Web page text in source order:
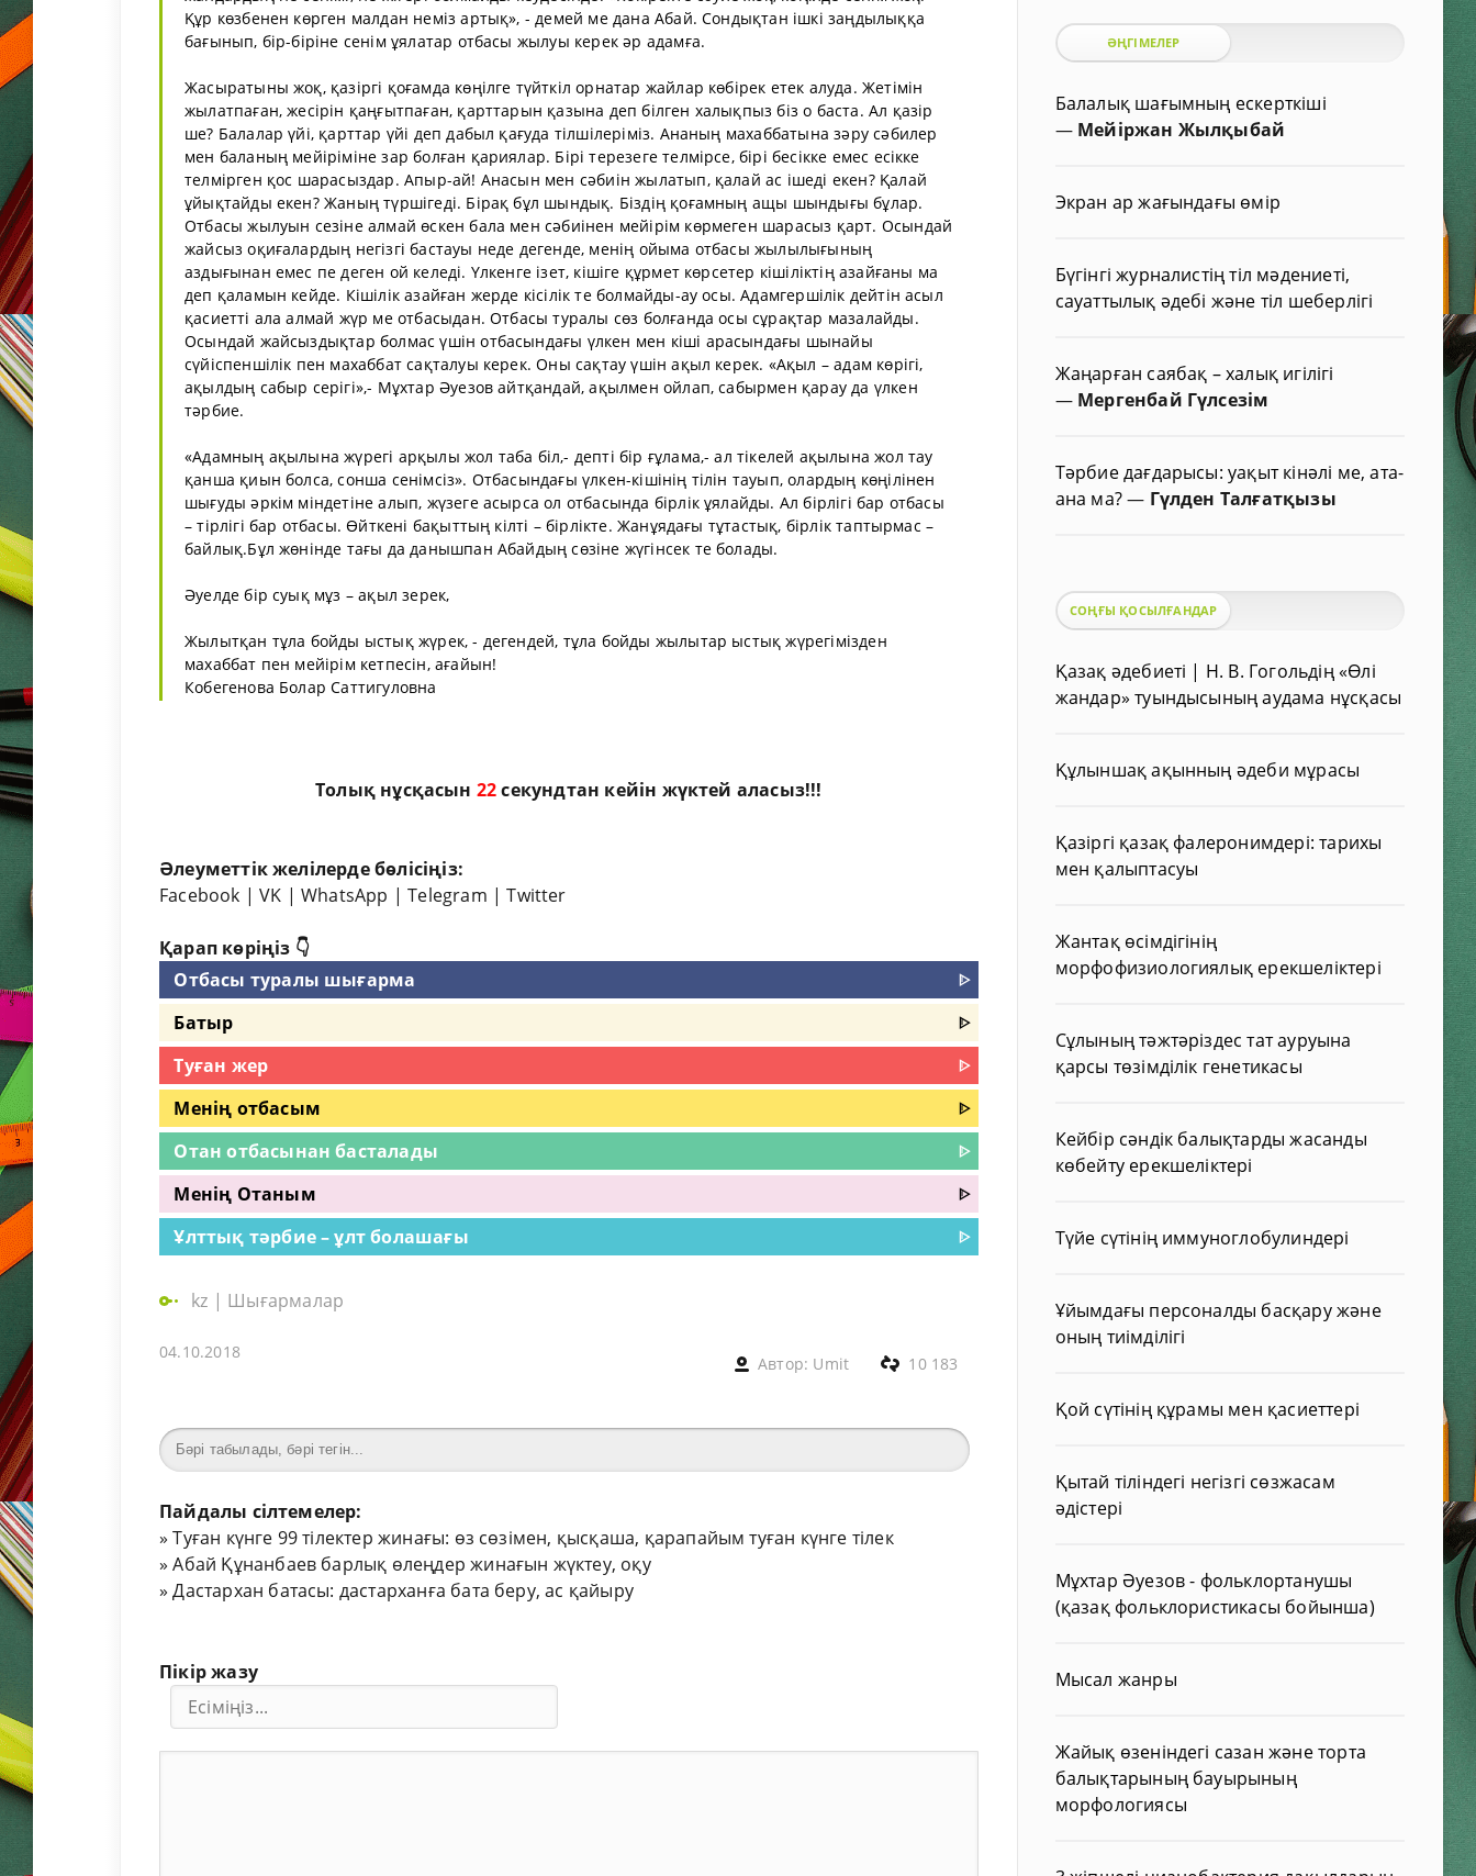
Құр көзбенен көрген малдан неміз артық», - демей ме дана Абай. Сондықтан ішкі заңдылыққа
бағынып, бір-біріне сенім ұялатар отбасы жылуы керек әр адамға.
Жасыратыны жоқ, қазіргі қоғамда көңілге түйткіл орнатар жайлар көбірек етек алуда. Жетімін
жылатпаған, жесірін қаңғытпаған, қарттарын қазына деп білген халықпыз біз о баста. Ал қазір
ше? Балалар үйі, қарттар үйі деп дабыл қағуда тілшілеріміз. Ананың махаббатына зәру сәбилер
мен баланың мейіріміне зар болған қариялар. Бірі терезеге телмірсе, бірі бесікке емес есікке
телмірген қос шарасыздар. Апыр-ай! Анасын мен сәбиін жылатып, қалай ас ішеді екен? Қалай
ұйықтайды екен? Жаның түршігеді. Бірақ бұл шындық. Біздің қоғамның ащы шындығы бұлар.
Отбасы жылуын сезіне алмай өскен бала мен сәбиінен мейірім көрмеген шарасыз қарт. Осындай
жайсыз оқиғалардың негізгі бастауы неде дегенде, менің ойыма отбасы жылылығының
аздығынан емес пе деген ой келеді. Үлкенге ізет, кішіге құрмет көрсетер кішіліктің азайғаны ма
деп қаламын кейде. Кішілік азайған жерде кісілік те болмайды-ау осы. Адамгершілік дейтін асыл
қасиетті ала алмай жүр ме отбасыдан. Отбасы туралы сөз болғанда осы сұрақтар мазалайды.
Осындай жайсыздықтар болмас үшін отбасындағы үлкен мен кіші арасындағы шынайы
сүйіспеншілік пен махаббат сақталуы керек. Оны сақтау үшін ақыл керек. «Ақыл – адам көрігі,
ақылдың сабыр серігі»,- Мұхтар Әуезов айтқандай, ақылмен ойлап, сабырмен қарау да үлкен
тәрбие.
«Адамның ақылына жүрегі арқылы жол таба біл,- депті бір ғұлама,- ал тікелей ақылына жол тау
қанша қиын болса, сонша сенімсіз». Отбасындағы үлкен-кішінің тілін тауып, олардың көңілінен
шығуды әркім міндетіне алып, жүзеге асырса ол отбасында бірлік ұялайды. Ал бірлігі бар отбасы
– тірлігі бар отбасы. Өйткені бақыттың кілті – бірлікте. Жанұядағы тұтастық, бірлік таптырмас –
байлық.Бұл жөнінде тағы да данышпан Абайдың сөзіне жүгінсек те болады.
Әуелде бір суық мұз – ақыл зерек,
Жылытқан тұла бойды ыстық жүрек, - дегендей, тұла бойды жылытар ыстық жүрегімізден
махаббат пен мейірім кетпесін, ағайын!
Кобегенова Болар Саттигуловна
Толық нұсқасын 21секундтан кейін жүктей аласыз!!!
Әлеуметтік желілерде бөлісіңіз:
Facebook |VK |WhatsApp |Telegram |Twitter
Қарап көріңіз 👇
Отбасы туралы шығарма
ᐈ
Батыр
ᐈ
Туған жер
ᐈ
Менің отбасым
ᐈ
Отан отбасынан басталады
ᐈ
Менің Отаным
ᐈ
Ұлттық тәрбие – ұлт болашағы
ᐈ
kz | Шығармалар
04.10.2018
Автор: Umit 10 183
Пайдалы сілтемелер:
»Туған күнге 99 тілектер жинағы: өз сөзімен, қысқаша, қарапайым туған күнге тілек
»Абай Құнанбаев барлық өлеңдер жинағын жүктеу, оқу
»Дастархан батасы: дастарханға бата беру, ас қайыру
Пікір жазу
ӘҢГІМЕЛЕР
Балалық шағымның ескерткіші
— Мейіржан Жылқыбай
Экран ар жағындағы өмір
Бүгінгі журналистің тіл мәдениеті,
сауаттылық әдебі және тіл шеберлігі
Жаңарған саябақ – халық игілігі
— Мергенбай Гүлсезім
Тәрбие дағдарысы: уақыт кінәлі ме, ата-
ана ма?— Гүлден Талғатқызы
СОҢҒЫ ҚОСЫЛҒАНДАР
Қазақ әдебиеті | Н. В. Гогольдің «Өлі
жандар» туындысының аудама нұсқасы
Құлыншақ ақынның әдеби мұрасы
Қазіргі қазақ фалеронимдері: тарихы
мен қалыптасуы
Жантақ өсімдігінің
морфофизиологиялық ерекшеліктері
Сұлының тәжтәріздес тат ауруына
қарсы төзімділік генетикасы
Кейбір сәндік балықтарды жасанды
көбейту ерекшеліктері
Түйе сүтінің иммуноглобулиндері
Ұйымдағы персоналды басқару және
оның тиімділігі
Қой сүтінің құрамы мен қасиеттері
Қытай тіліндегі негізгі сөзжасам
әдістері
Мұхтар Әуезов - фольклортанушы
(қазақ фольклористикасы бойынша)
Мысал жанры
Жайық өзеніндегі сазан және торта
балықтарының бауырының
морфологиясы